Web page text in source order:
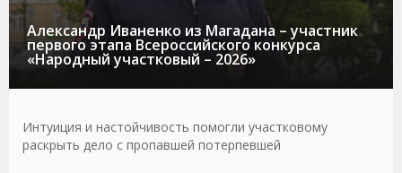
Александр Иваненко из Магадана – участник
первого этапа Всероссийского конкурса
«Народный участковый – 2026»
Интуиция и настойчивость помогли участковому
раскрыть дело с пропавшей потерпевшей